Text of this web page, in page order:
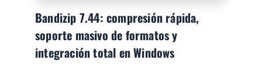
Bandizip 7.44: compresión rápida,
soporte masivo de formatos y
integración total en Windows